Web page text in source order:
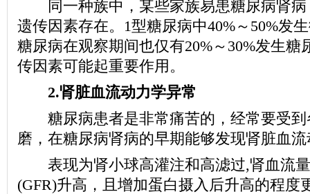
同一种族中，某些家族易患糖尿病肾病
遗传因素存在。1型糖尿病中40%～50%发
糖尿病在观察期间也仅有20%～30%发生糖
传因素可能起重要作用。
2.肾脏血流动力学异常
糖尿病患者是非常痛苦的，经常要受到
磨，在糖尿病肾病的早期能够发现肾脏血
表现为肾小球高灌注和高滤过,肾血流
(GFR)升高，且增加蛋白摄入后升高的程度